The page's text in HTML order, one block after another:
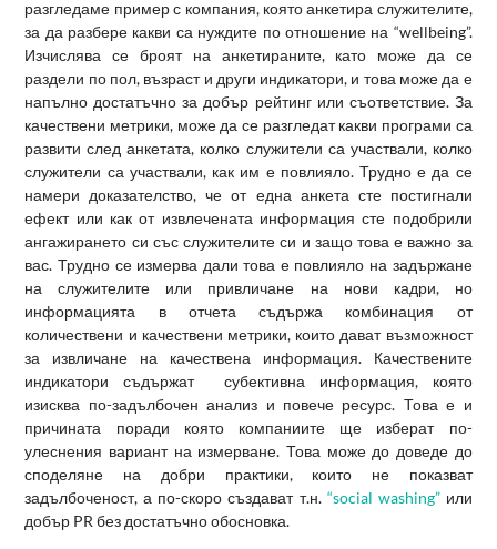
разгледаме пример с компания, която анкетира служителите,
за да разбере какви са нуждите по отношение на “wellbeing”.
Изчислява се броят на анкетираните, като може да се
раздели по пол, възраст и други индикатори, и това може да е
напълно достатъчно за добър рейтинг или съответствие. За
качествени метрики, може да се разгледат какви програми са
развити след анкетата, колко служители са участвали, колко
служители са участвали, как им е повлияло. Трудно е да се
намери доказателство, че от една анкета сте постигнали
ефект или как от извлечената информация сте подобрили
ангажирането си със служителите си и защо това е важно за
вас. Трудно се измерва дали това е повлияло на задържане
на служителите или привличане на нови кадри, но
информацията в отчета съдържа комбинация от
количествени и качествени метрики, които дават възможност
за извличане на качествена информация. Качествените
индикатори съдържат субективна информация, която
изисква по-задълбочен анализ и повече ресурс. Това е и
причината поради която компаниите ще изберат по-
улеснения вариант на измерване. Това може до доведе до
споделяне на добри практики, които не показват
задълбоченост, а по-скоро създават т.н. “social washing”или
добър PR без достатъчно обосновка.